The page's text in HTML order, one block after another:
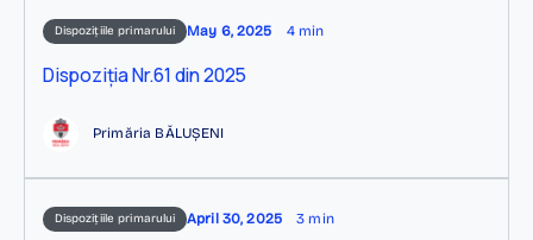
Dispozițiile primarului May 6, 2025 4 min
Dispoziția Nr.61 din 2025
Primăria BĂLUȘENI
Dispozițiile primarului April 30, 2025 3 min